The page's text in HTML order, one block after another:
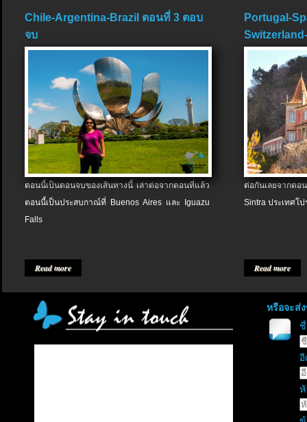
Chile-Argentina-Brazil ตอนที่ 3 ตอบ
จบ
ตอนนี้เป็นตอนจบของเส้นทางนี้ เล่าต่อจากตอนที่แล้ว
ตอนนี้เป็นประสบกาณ์ที่ Buenos Aires และ Iguazu
Falls
Read more
Portugal-
ต่อกันเลยจากต
Sintra ประเทศโป
Read more
หรือจะส่
อี
หั